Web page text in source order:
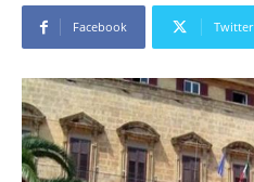
Facebook Twitter